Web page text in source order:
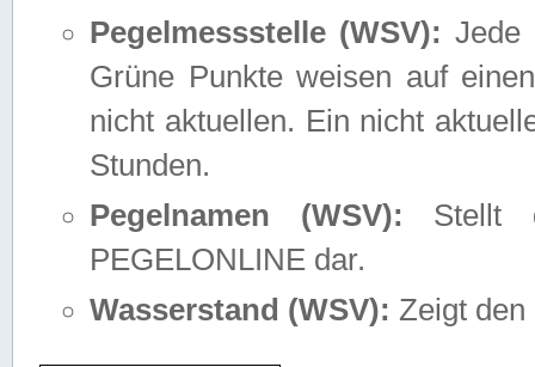
Pegelmessstelle (WSV): Jede
Grüne Punkte weisen auf
nicht aktuellen. Ein nicht
Stunden.
Pegelnamen (WSV): Stellt
PEGELONLINE dar.
Wasserstand (WSV): Zeigt den